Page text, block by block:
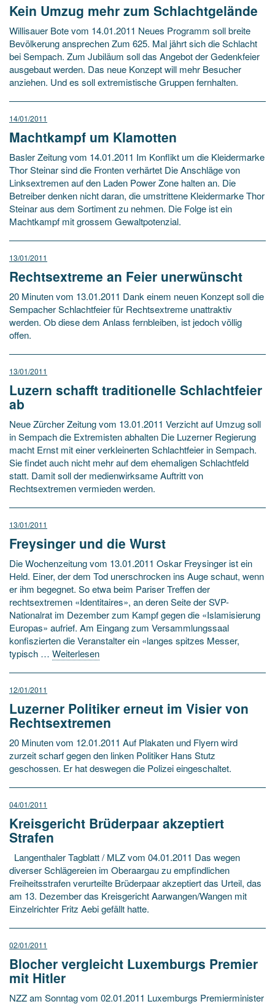
Kein Umzug mehr zum Schlachtgelände
Willisauer Bote vom 14.01.2011 Neues Programm soll breite
Bevölkerung ansprechen Zum 625. Mal jährt sich die Schlacht
bei Sempach. Zum Jubiläum soll das Angebot der Gedenkfeier
ausgebaut werden. Das neue Konzept will mehr Besucher
anziehen. Und es soll extremistische Gruppen fernhalten.
14/01/2011
Machtkampf um Klamotten
Basler Zeitung vom 14.01.2011 Im Konflikt um die Kleidermarke
Thor Steinar sind die Fronten verhärtet Die Anschläge von
Linksextremen auf den Laden Power Zone halten an. Die
Betreiber denken nicht daran, die umstrittene Kleidermarke Thor
Steinar aus dem Sortiment zu nehmen. Die Folge ist ein
Machtkampf mit grossem Gewaltpotenzial.
13/01/2011
Rechtsextreme an Feier unerwünscht
20 Minuten vom 13.01.2011 Dank einem neuen Konzept soll die
Sempacher Schlachtfeier für Rechtsextreme unattraktiv
werden. Ob diese dem Anlass fernbleiben, ist jedoch völlig
offen.
13/01/2011
Luzern schafft traditionelle Schlachtfeier
ab
Neue Zürcher Zeitung vom 13.01.2011 Verzicht auf Umzug soll
in Sempach die Extremisten abhalten Die Luzerner Regierung
macht Ernst mit einer verkleinerten Schlachtfeier in Sempach.
Sie findet auch nicht mehr auf dem ehemaligen Schlachtfeld
statt. Damit soll der medienwirksame Auftritt von
Rechtsextremen vermieden werden.
13/01/2011
Freysinger und die Wurst
Die Wochenzeitung vom 13.01.2011 Oskar Freysinger ist ein
Held. Einer, der dem Tod unerschrocken ins Auge schaut, wenn
er ihm begegnet. So etwa beim Pariser Treffen der
rechtsextremen «Identitaires», an deren Seite der SVP-
Nationalrat im Dezember zum Kampf gegen die «Islamisierung
Europas» aufrief. Am Eingang zum Versammlungssaal
konfiszierten die Veranstalter ein «langes spitzes Messer,
typisch … Weiterlesen
12/01/2011
Luzerner Politiker erneut im Visier von
Rechtsextremen
20 Minuten vom 12.01.2011 Auf Plakaten und Flyern wird
zurzeit scharf gegen den linken Politiker Hans Stutz
geschossen. Er hat deswegen die Polizei eingeschaltet.
04/01/2011
Kreisgericht Brüderpaar akzeptiert
Strafen
Langenthaler Tagblatt / MLZ vom 04.01.2011 Das wegen
diverser Schlägereien im Oberaargau zu empfindlichen
Freiheitsstrafen verurteilte Brüderpaar akzeptiert das Urteil, das
am 13. Dezember das Kreisgericht Aarwangen/Wangen mit
Einzelrichter Fritz Aebi gefällt hatte.
02/01/2011
Blocher vergleicht Luxemburgs Premier
mit Hitler
NZZ am Sonntag vom 02.01.2011 Luxemburgs Premierminister